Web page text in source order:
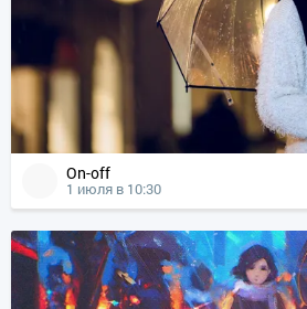
On-off
1 июля в 10:30